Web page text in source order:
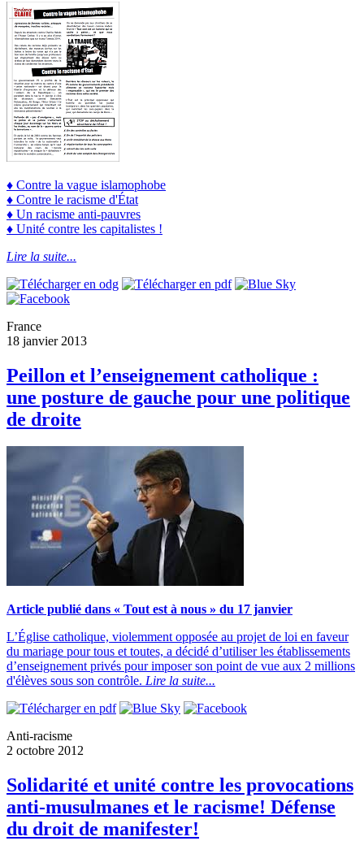
♦ Contre la vague islamophobe
♦ Contre le racisme d'État
♦ Un racisme anti-pauvres
♦ Unité contre les capitalistes !
Lire la suite...
France
18 janvier 2013
Peillon et l’enseignement catholique :
une posture de gauche pour une politique
de droite
Article publié dans « Tout est à nous » du 17 janvier
L’Église catholique, violemment opposée au projet de loi en faveur
du mariage pour tous et toutes, a décidé d’utiliser les établissements
d’enseignement privés pour imposer son point de vue aux 2 millions
d'élèves sous son contrôle. Lire la suite...
Anti-racisme
2 octobre 2012
Solidarité et unité contre les provocations
anti-musulmanes et le racisme! Défense
du droit de manifester!